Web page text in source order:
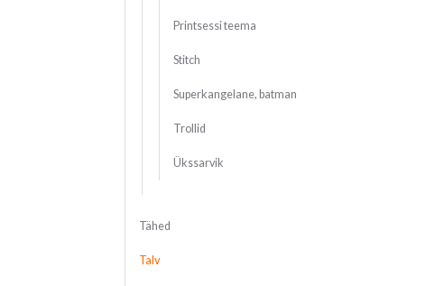
Printsessi teema
Stitch
Superkangelane, batman
Trollid
Ükssarvik
Tähed
Talv